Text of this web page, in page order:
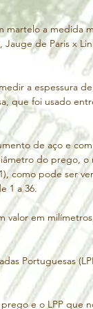
o uso do “caro”
filho entre os
18, barateando
e navios.
(comum na
possível
vitoriana,
martelo a medida
Jauge de Paris x
a espessura
que foi usado
de aço e
do prego, o
como pode ser
1 a 36.
valor em
Portuguesas
e o LPP que